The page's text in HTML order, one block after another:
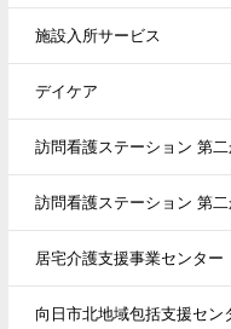
施設入所サービス
デイケア
訪問看護ステーション 第
訪問看護ステーション 第
居宅介護支援事業センター
向日市北地域包括支援セン